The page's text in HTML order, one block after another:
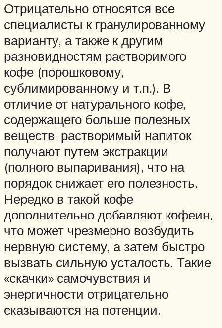
Отрицательно относятся все
специалисты к гранулированному
варианту, а также к другим
разновидностям растворимого
кофе (порошковому,
сублимированному и т.п.). В
отличие от натурального кофе,
содержащего больше полезных
веществ, растворимый напиток
получают путем экстракции
(полного выпаривания), что на
порядок снижает его полезность.
Нередко в такой кофе
дополнительно добавляют кофеин,
что может чрезмерно возбудить
нервную систему, а затем быстро
вызвать сильную усталость. Такие
«скачки» самочувствия и
энергичности отрицательно
сказываются на потенции.